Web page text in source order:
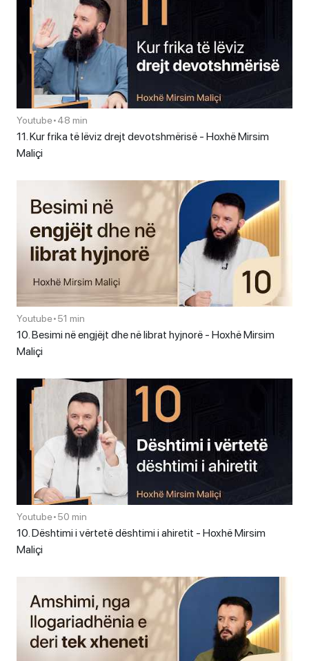
Youtube•48 min
11. Kur frika të lëviz drejt devotshmërisë - Hoxhë Mirsim
Maliçi
Youtube•51 min
10. Besimi në engjëjt dhe në librat hyjnorë - Hoxhë Mirsim
Maliçi
Youtube•50 min
10. Dështimi i vërtetë dështimi i ahiretit - Hoxhë Mirsim
Maliçi